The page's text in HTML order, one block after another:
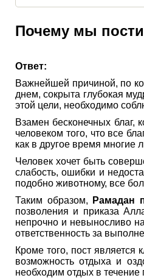
Почему мы
Ответ:
Важнейшей причиной, по
днем, сокрыта глубокая
этой цели, необходимо
Взамен бесконечных благ,
человеком того, что все
как в другое время многие
Человек хочет быть
слабость, ошибки и
подобно животному, все
Таким образом,
Рамадан
позволения и приказа
непрочно и невыносливо
ответственность за
Кроме того, пост
возможность отдыха и
необходим отдых в